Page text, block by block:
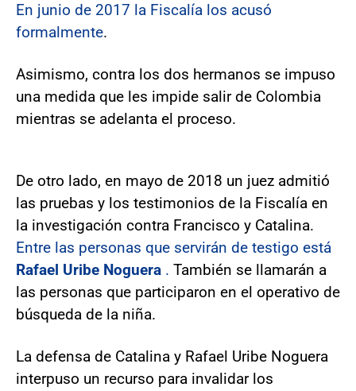
En junio de 2017 la Fiscalía los acusó
formalmente.
Asimismo, contra los dos hermanos se impuso
una medida que les impide salir de Colombia
mientras se adelanta el proceso.
De otro lado, en mayo de 2018 un juez admitió
las pruebas y los testimonios de la Fiscalía en
la investigación contra Francisco y Catalina.
Entre las personas que servirán de testigo está
Rafael Uribe Noguera . También se llamarán a
las personas que participaron en el operativo de
búsqueda de la niña.
La defensa de Catalina y Rafael Uribe Noguera
interpuso un recurso para invalidar los